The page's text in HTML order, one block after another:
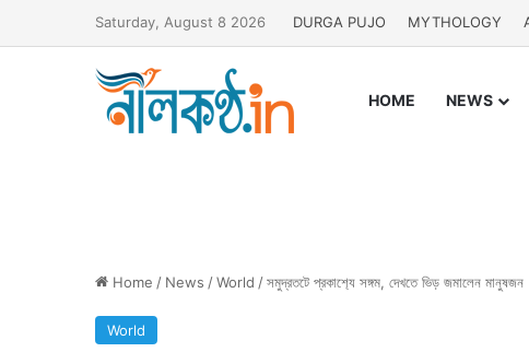
Saturday, August 8 2026 DURGA PUJO MYTHOLOGY
HOME NEWS
Home / News /World /সমুদ্রতটে প্রকাশ‍্যে সঙ্গম, দেখতে ভিড় জমালেন মানুষজন
World